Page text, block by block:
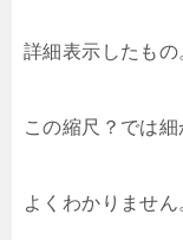
詳細表示したもの
この縮尺？では
よくわかりません